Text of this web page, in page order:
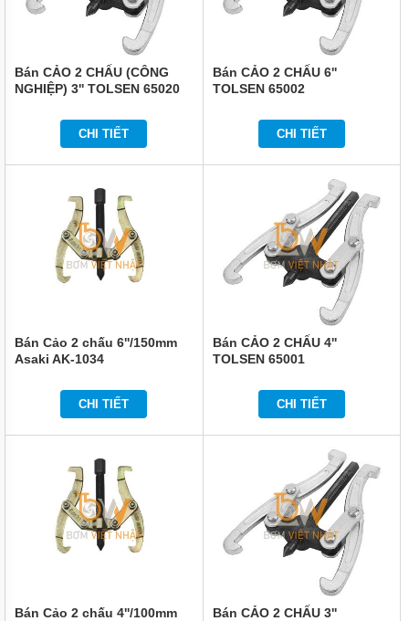
Bán CẢO 2 CHẤU (CÔNG
NGHIỆP) 3'' TOLSEN 65020
CHI TIẾT
Bán CẢO 2 CHẤU 6''
TOLSEN 65002
CHI TIẾT
Bán Cảo 2 chấu 6''/150mm
Asaki AK-1034
CHI TIẾT
Bán CẢO 2 CHẤU 4''
TOLSEN 65001
CHI TIẾT
Bán Cảo 2 chấu 4''/100mm
Bán CẢO 2 CHẤU 3''